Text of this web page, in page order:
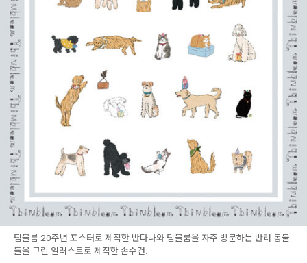
팀블룸 20주년 포스터로 제작한 반다나와 팀블룸을 자주 방문하는 반려 동물
들을 그린 일러스트로 제작한 손수건.